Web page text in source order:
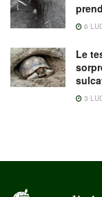
6
Le
3